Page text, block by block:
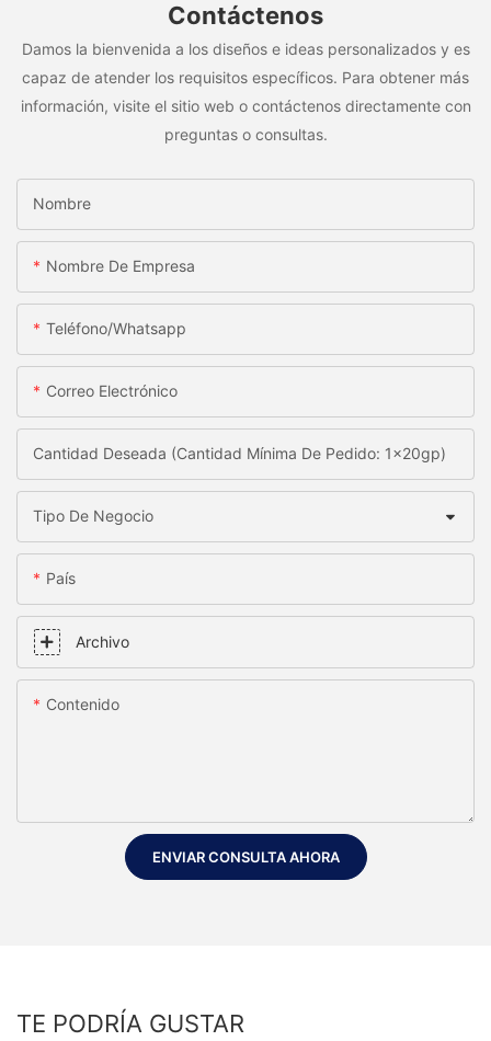
Contáctenos
Damos la bienvenida a los diseños e ideas personalizados y es
capaz de atender los requisitos específicos. Para obtener más
información, visite el sitio web o contáctenos directamente con
preguntas o consultas.
Nombre
Nombre De Empresa
Teléfono/whatsapp
Correo Electrónico
Cantidad Deseada (Cantidad Mínima De Pedido: 1x20gp)
Tipo De Negocio
País
Archivo
Contenido
ENVIAR CONSULTA AHORA
TE PODRÍA GUSTAR